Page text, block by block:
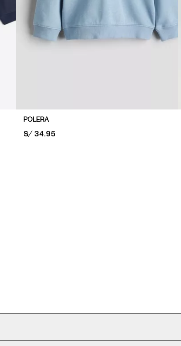
POLERA
PRICE:
S/ 34.95